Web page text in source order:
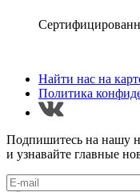
Найти нас на
Политика
Подпишитесь на нашу
и узнавайте главные